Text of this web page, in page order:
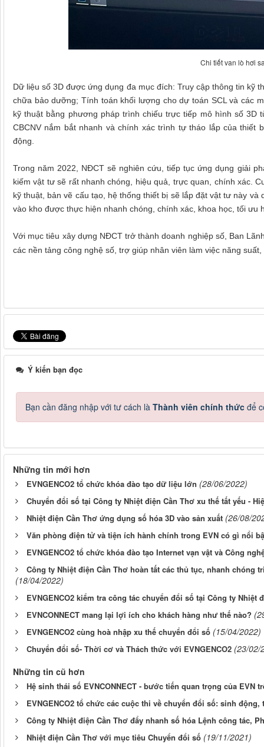
Chi tiết van lò hơi
Dữ liệu số 3D được ứng dụng đa mục đích: Truy cập thông tin kỹ
chữa bảo dưỡng; Tính toán khối lượng cho dự toán SCL và các
kỹ thuật bằng phương pháp trình chiếu trực tiếp mô hình số 3D
CBCNV nắm bắt nhanh và chính xác trình tự tháo lắp của
động.
Trong năm 2022, NĐCT sẽ nghiên cứu, tiếp tục ứng dụng giải
kiếm vật tư sẽ rất nhanh chóng, hiệu quả, trực quan, chính xác.
kỹ thuật, bản vẽ cấu tạo, hệ thống thiết bị sẽ lắp đặt vật tư này và
vào kho được thực hiện nhanh chóng, chính xác, khoa học, tối ưu
Với mục tiêu xây dựng NĐCT trở thành doanh nghiệp số, Ban
các nền tảng công nghệ số, trợ giúp nhân viên làm việc năng
Ý kiến bạn đọc
Bạn cần đăng nhập với tư cách là Thành viên chính thức để
Những tin mới hơn
EVNGENCO2 tổ chức khóa đào tạo dữ liệu lớn (28/06/2022)
Chuyển đổi số tại Công ty Nhiệt điện Cần Thơ xu thế tất yếu -
Nhiệt điện Cần Thơ ứng dụng số hóa 3D vào sản xuất (26/08/
Văn phòng điện tử và tiện ích hành chính trong EVN có gì nổi
EVNGENCO2 tổ chức khóa đào tạo Internet vạn vật và Công
Công ty Nhiệt điện Cần Thơ hoàn tất các thủ tục, nhanh chóng
(18/04/2022)
EVNGENCO2 kiểm tra công tác chuyển đổi số tại Công ty Nhiệt
EVNCONNECT mang lại lợi ích cho khách hàng như thế nào?
EVNGENCO2 cùng hoà nhập xu thế chuyển đổi số (15/04/2022)
Chuyển đổi số- Thời cơ và Thách thức với EVNGENCO2 (23/02/
Những tin cũ hơn
Hệ sinh thái số EVNCONNECT - bước tiến quan trọng của
EVNGENCO2 tổ chức các cuộc thi về chuyển đổi số: sinh động,
Công ty Nhiệt điện Cần Thơ đẩy nhanh số hóa Lệnh công tác,
Nhiệt điện Cần Thơ với mục tiêu Chuyển đổi số (19/11/2021)